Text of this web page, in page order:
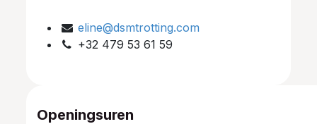
eline@dsmtrotting.com
+32 479 53 61 59
Openingsuren